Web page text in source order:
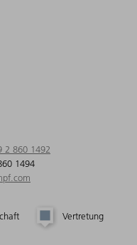
2 860 1492
1494
Vertretung